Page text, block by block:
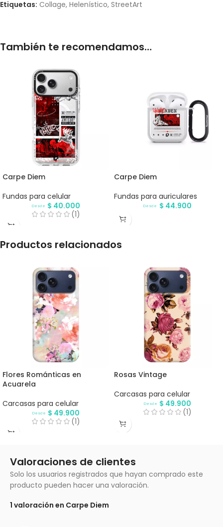
Etiquetas: Collage, Helenístico, StreetArt
También te recomendamos…
Carpe Diem
Fundas para celular
Desde $ 40.000
(1)
Carpe Diem
Fundas para auriculares
Desde $ 44.900
Productos relacionados
Flores Románticas en
Acuarela
Carcasas para celular
Desde $ 49.900
(1)
Rosas Vintage
Carcasas para celular
Desde $ 49.900
(1)
Valoraciones de clientes
1 valoración en Carpe Diem
Solo los usuarios registrados que hayan comprado este
producto pueden hacer una valoración.